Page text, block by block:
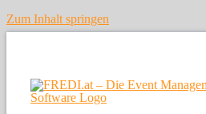
Zum Inhalt springen